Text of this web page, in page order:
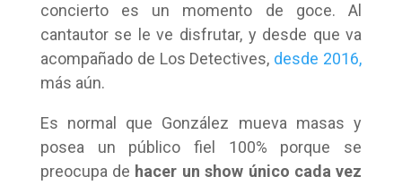
concierto es un momento de goce. Al
cantautor se le ve disfrutar, y desde que va
acompañado de Los Detectives, desde 2016,
más aún.
Es normal que González mueva masas y
posea un público fiel 100% porque se
preocupa de hacer un show único cada vez